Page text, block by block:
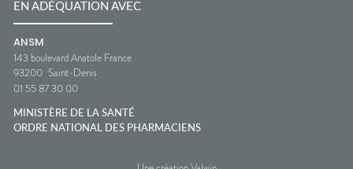
EN ADÉQUATION AVEC
ANSM
143 boulevard Anatole France
93200 Saint-Denis
01 55 87 30 00
MINISTÈRE DE LA SANTÉ
ORDRE NATIONAL DES PHARMACIENS